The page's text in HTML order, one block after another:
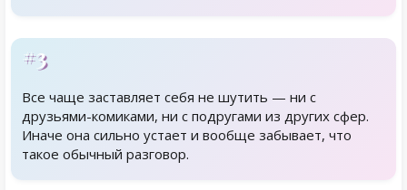
#3
Все чаще заставляет себя не шутить — ни с
друзьями-комиками, ни с подругами из других сфер.
Иначе она сильно устает и вообще забывает, что
такое обычный разговор.